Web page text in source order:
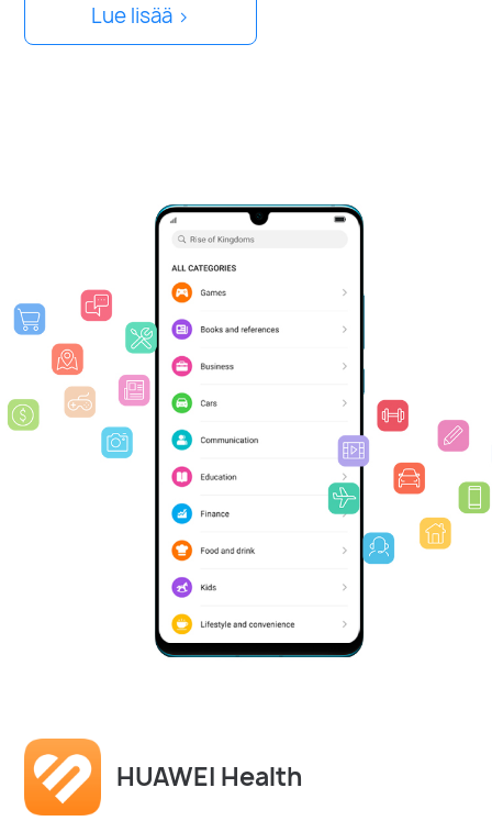
Lue lisää >
HUAWEI Health